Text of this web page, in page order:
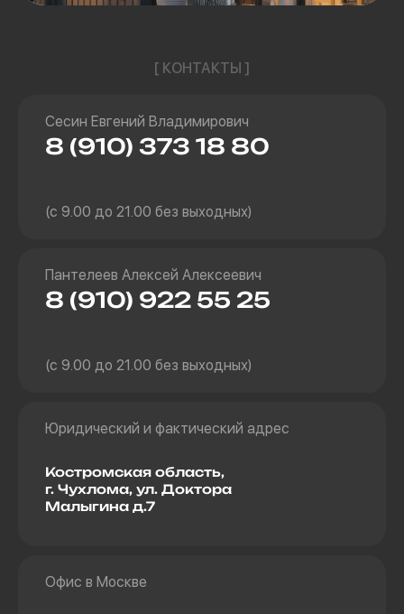
[ КОНТАКТЫ ]
Сесин Евгений Владимирович
8 (910) 373 18 80
(с 9.00 до 21.00 без выходных)
Пантелеев Алексей Алексеевич
8 (910) 922 55 25
(с 9.00 до 21.00 без выходных)
Юридический и фактический адрес
Костромская область,
г. Чухлома, ул. Доктора
Малыгина д.7
Офис в Москве